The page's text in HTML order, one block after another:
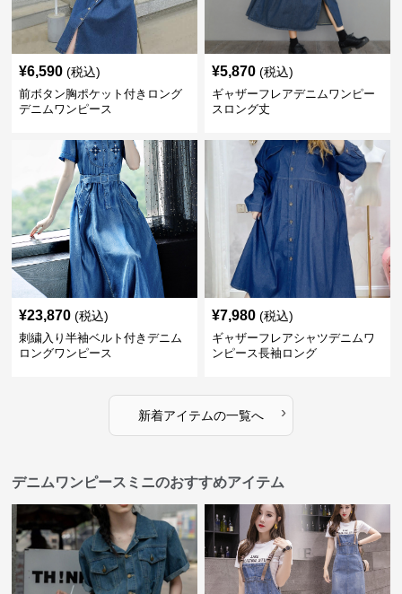
¥6,590 (税込)
前ボタン胸ポケット付きロング
デニムワンピース
¥5,870 (税込)
ギャザーフレアデニムワンピー
スロング丈
¥23,870 (税込)
刺繍入り半袖ベルト付きデニム
ロングワンピース
¥7,980 (税込)
ギャザーフレアシャツデニムワ
ンピース長袖ロング
新着アイテムの一覧へ ›
デニムワンピースミニのおすすめアイテム